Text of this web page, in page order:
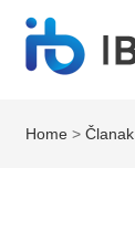
Home >Članak